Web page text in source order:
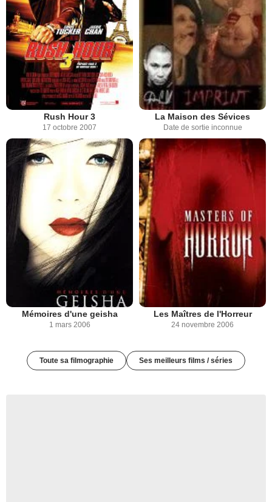
Rush Hour 3
17 octobre 2007
La Maison des Sévices
Date de sortie inconnue
Mémoires d'une geisha
1 mars 2006
Les Maîtres de l'Horreur
24 novembre 2006
Toute sa filmographie Ses meilleurs films / séries